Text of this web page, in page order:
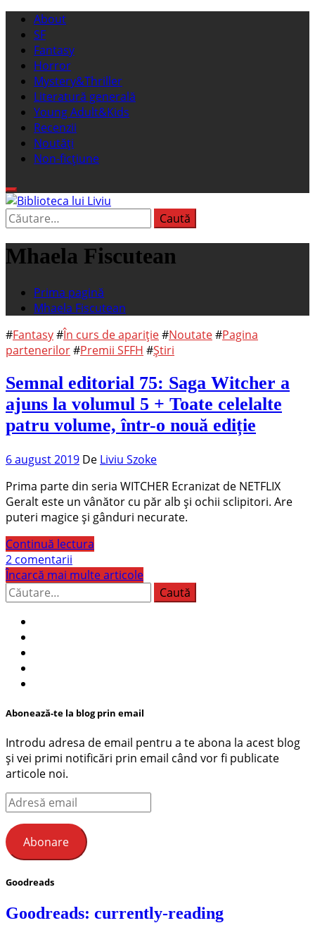
Sari
conținut
Meniu
principal
About
SF
Fantasy
Horror
Mystery&Thriller
Literatură generală
Young Adult&Kids
Recenzii
Noutăți
Non-ficțiune
Biblioteca lui Liviu
Fostul blog FanSF
Caută
după:
Mhaela Fiscutean
Prima pagină
Mhaela Fiscutean
#Fantasy#În curs de apariție#Noutate#Pagina
partenerilor#Premii SFFH #Știri
Semnal editorial 75: Saga Witcher a
ajuns la volumul 5 + Toate celelalte
patru volume, într-o nouă ediție
6 august 2019 De Liviu Szoke
Prima parte din seria WITCHER Ecranizat de NETFLIX
Geralt este un vânător cu păr alb și ochii sclipitori. Are
puteri magice și gânduri necurate.
Continuă lectura
2 comentarii
Încarcă mai multe articole
Caută
după:
Abonează-te la blog prin email
Introdu adresa de email pentru a te abona la acest blog
și vei primi notificări prin email când vor fi publicate
articole noi.
Adresă
email
Abonare
Goodreads
Goodreads: currently-reading